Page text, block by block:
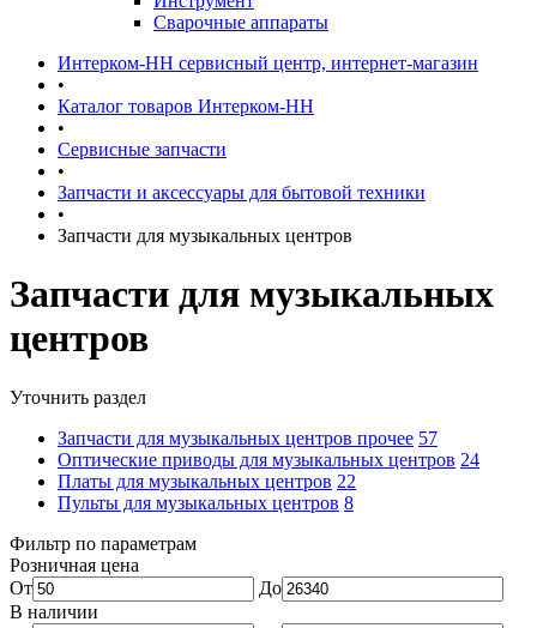
Сварочные аппараты
Интерком-НН сервисный центр, интернет-магазин
•
Каталог товаров Интерком-НН
•
Сервисные запчасти
•
Запчасти и аксессуары для бытовой техники
•
Запчасти для музыкальных центров
Запчасти для музыкальных
центров
Уточнить раздел
Запчасти для музыкальных центров прочее 57
Оптические приводы для музыкальных центров 24
Платы для музыкальных центров 22
Пульты для музыкальных центров 8
Фильтр по параметрам
Розничная цена
От
До
В наличии